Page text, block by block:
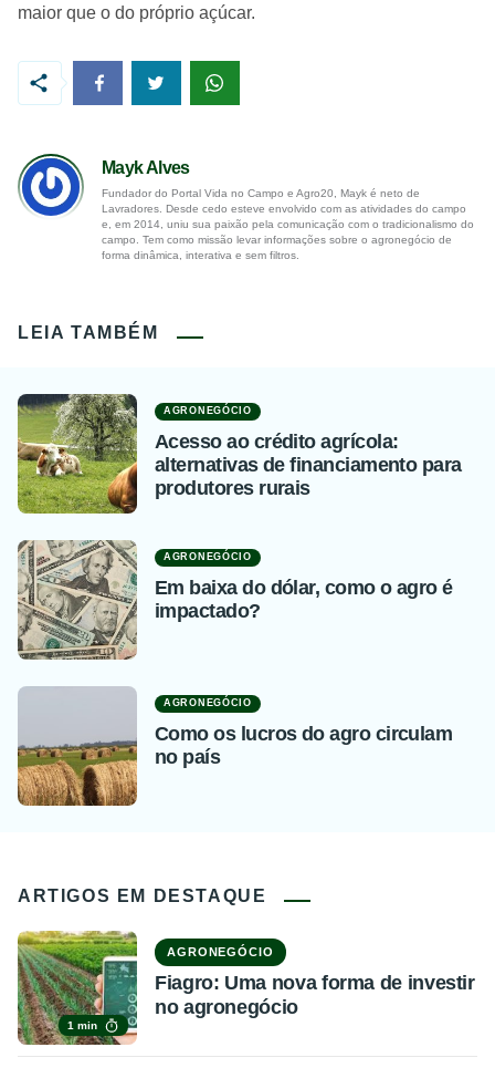
maior que o do próprio açúcar.
Mayk Alves
Fundador do Portal Vida no Campo e Agro20, Mayk é neto de
Lavradores. Desde cedo esteve envolvido com as atividades do campo
e, em 2014, uniu sua paixão pela comunicação com o tradicionalismo do
campo. Tem como missão levar informações sobre o agronegócio de
forma dinâmica, interativa e sem filtros.
LEIA TAMBÉM
AGRONEGÓCIO
Acesso ao crédito agrícola:
alternativas de financiamento para
produtores rurais
AGRONEGÓCIO
Em baixa do dólar, como o agro é
impactado?
AGRONEGÓCIO
Como os lucros do agro circulam
no país
ARTIGOS EM DESTAQUE
1 min
AGRONEGÓCIO
Fiagro: Uma nova forma de investir
no agronegócio